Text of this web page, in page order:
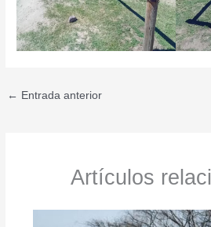
← Entrada anterior
Artículos